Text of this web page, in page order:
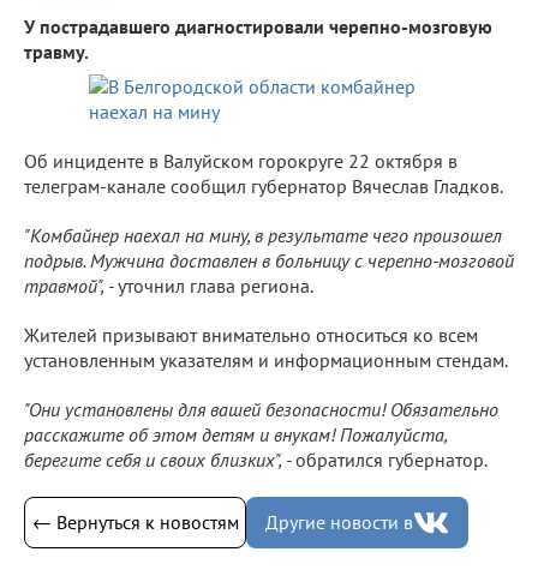
У пострадавшего диагностировали черепно-мозговую
травму.
Об инциденте в Валуйском горокруге 22 октября в
телеграм-канале сообщил губернатор Вячеслав Гладков.
"Комбайнер наехал на мину, в результате чего произошел
подрыв. Мужчина доставлен в больницу с черепно-мозговой
травмой", -уточнил глава региона.
Жителей призывают внимательно относиться ко всем
установленным указателям и информационным стендам.
"Они установлены для вашей безопасности! Обязательно
расскажите об этом детям и внукам! Пожалуйста,
берегите себя и своих близких", -обратился губернатор.
← Вернуться к новостям Другие новости в